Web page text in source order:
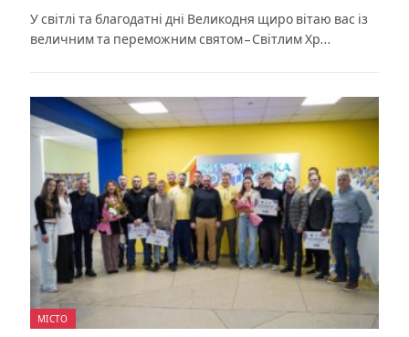
У світлі та благодатні дні Великодня щиро вітаю вас із
величним та переможним святом – Світлим Хр…
МІСТО